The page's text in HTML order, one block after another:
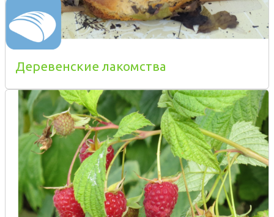
Деревенские лакомства